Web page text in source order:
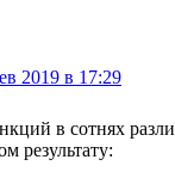
2019 в 17:29
в сотнях
результату: